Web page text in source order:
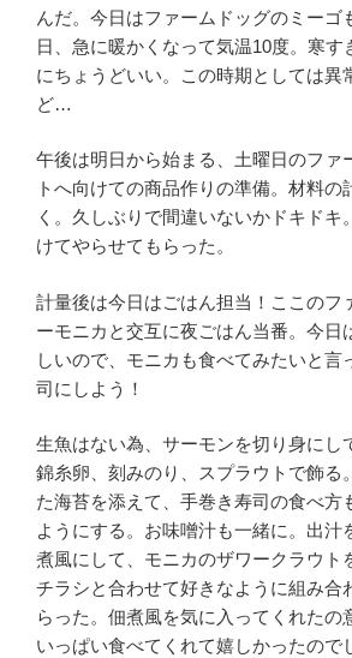
んだ。今日はファームドッグのミーゴ
日、急に暖かくなって気温10度。寒す
にちょうどいい。この時期としては異
ど…
午後は明日から始まる、土曜日のファ
トへ向けての商品作りの準備。材料の
く。久しぶりで間違いないかドキドキ
けてやらせてもらった。
計量後は今日はごはん担当！ここのフ
ーモニカと交互に夜ごはん当番。今日
しいので、モニカも食べてみたいと言
司にしよう！
生魚はない為、サーモンを切り身にし
錦糸卵、刻みのり、スプラウトで飾る
た海苔を添えて、手巻き寿司の食べ方
ようにする。お味噌汁も一緒に。出汁
煮風にして、モニカのザワークラウト
チラシと合わせて好きなように組み合
らった。佃煮風を気に入ってくれたの
いっぱい食べてくれて嬉しかったので